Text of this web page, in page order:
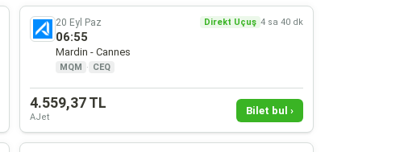
20 Eyl Paz Direkt Uçuş 4 sa 40 dk
06:55
Mardin - Cannes
MQM · CEQ
4.559,37 TL
AJet
Bilet bul ›